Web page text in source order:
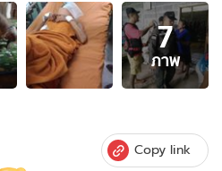
7
ภาพ
Copy link